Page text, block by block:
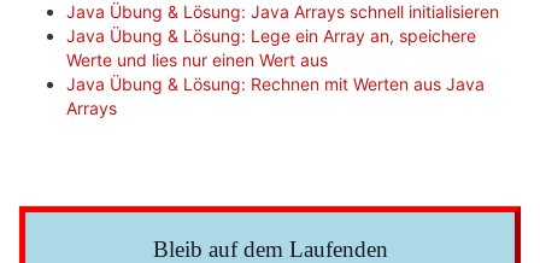
Java Übung & Lösung: Java Arrays schnell initialisieren
Java Übung & Lösung: Lege ein Array an, speichere
Werte und lies nur einen Wert aus
Java Übung & Lösung: Rechnen mit Werten aus Java
Arrays
Bleib auf dem Laufenden